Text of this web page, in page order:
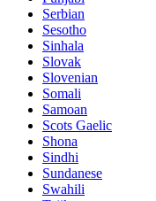
Serbian
Sesotho
Sinhala
Slovak
Slovenian
Somali
Samoan
Scots Gaelic
Shona
Sindhi
Sundanese
Swahili